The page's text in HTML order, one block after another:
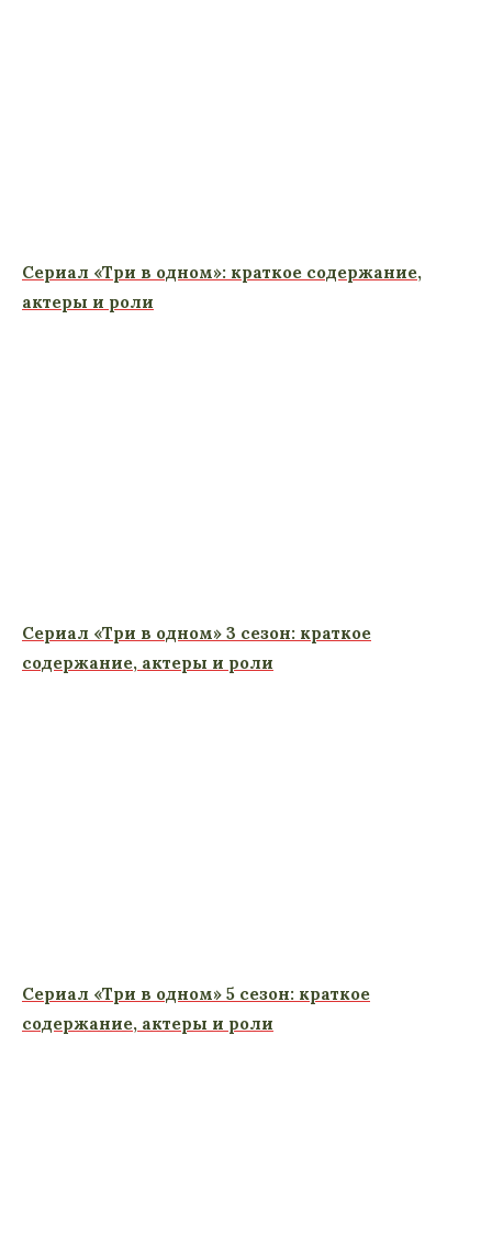
Сериал «Три в одном»: краткое содержание,
актеры и роли
Сериал «Три в одном» 3 сезон: краткое
содержание, актеры и роли
Сериал «Три в одном» 5 сезон: краткое
содержание, актеры и роли